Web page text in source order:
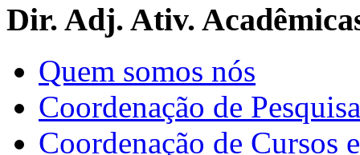
Dir. Adj. Ativ.
Quem somos nós
Coordenação de Pesquisa
Coordenação de Cursos